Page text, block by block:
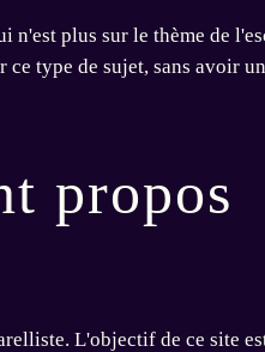
n'est plus sur le thème de
type de sujet, sans avoir
propos
L'objectif de ce site